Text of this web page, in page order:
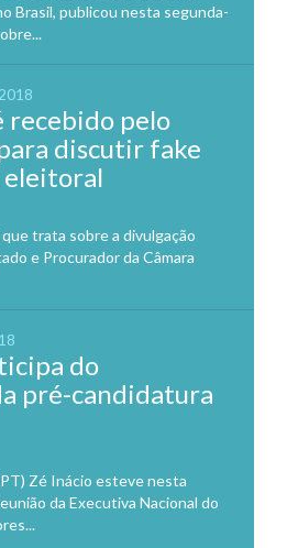
Brasil, publicou nesta segunda-
recebido pelo
discutir fake
eleitoral
trata sobre a divulgação
e Procurador da Câmara
do
pré-candidatura
Zé Inácio esteve nesta
da Executiva Nacional do